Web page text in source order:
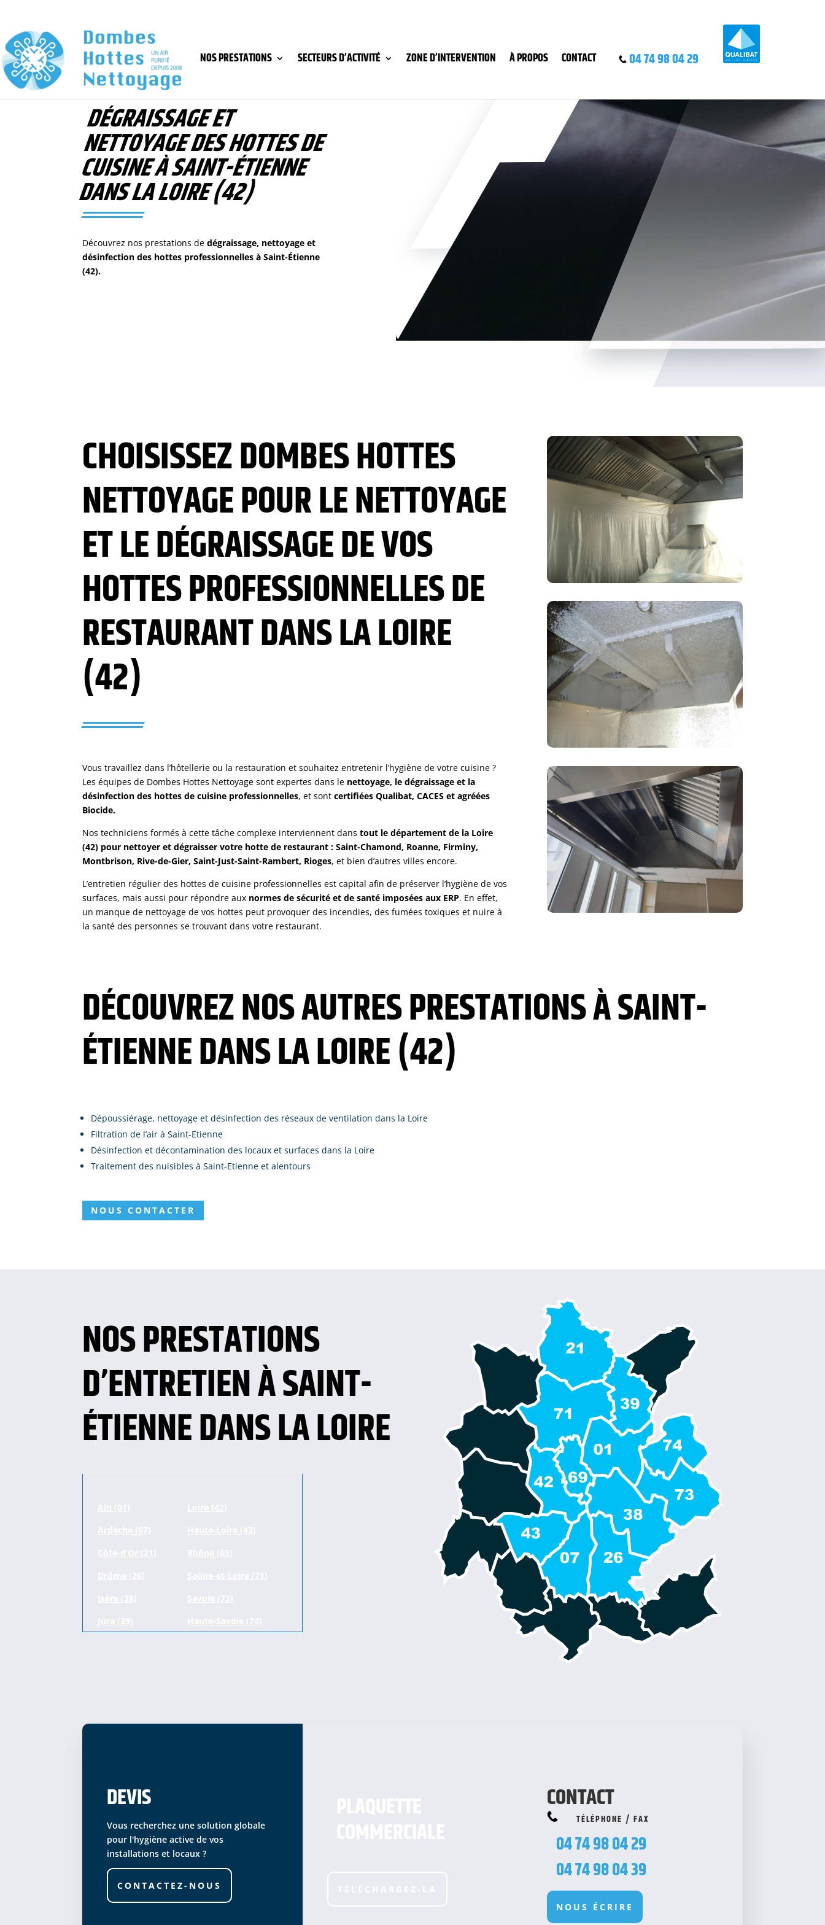
NOS PRESTATIONS SECTEURS D’ACTIVITÉ ZONE D’INTERVENTION À PROPOS CONTACT 04 74 98 04 29
DÉGRAISSAGE ET
NETTOYAGE DES HOTTES DE
CUISINE À SAINT-ÉTIENNE
DANS LA LOIRE (42)
Découvrez nos prestations dedégraissage, nettoyage et
désinfection des hottes professionnellesàSaint-Étienne
(42).
CHOISISSEZ DOMBES HOTTES
NETTOYAGE POUR LE NETTOYAGE
ET LE DÉGRAISSAGE DE VOS
HOTTES PROFESSIONNELLES DE
RESTAURANT DANS LALOIRE
(42)
Vous travaillez dans l’hôtellerie ou la restauration et souhaitez entretenir l’hygiène de votre cuisine ?
Les équipes de Dombes Hottes Nettoyage sont expertes dans le nettoyage, le dégraissage et la
désinfection des hottes de cuisine professionnelles, et sontcertifiées Qualibat, CACES et agréées
Biocide.
Nos techniciens formés à cette tâche complexe interviennent danstout le département de la Loire
(42) pour nettoyer et dégraisser votre hotte de restaurant : Saint-Chamond, Roanne, Firminy,
Montbrison, Rive-de-Gier, Saint-Just-Saint-Rambert, Rioges, et bien d’autres villes encore.
L’entretien régulier des hottes de cuisine professionnelles est capital afin de préserver l’hygiène de vos
surfaces, mais aussi pour répondre aux normes de sécurité et de santé imposées aux ERP. En effet,
un manque de nettoyage de vos hottes peut provoquer des incendies, des fumées toxiques et nuire à
la santé des personnes se trouvant dans votre restaurant.
DÉCOUVREZ NOS AUTRES PRESTATIONS À SAINT-
ÉTIENNE DANS LA LOIRE (42)
Dépoussiérage, nettoyage et désinfection des réseaux de ventilation dans la Loire
Filtration de l’air à Saint-Etienne
Désinfection et décontamination des locaux et surfaces dans la Loire
Traitement des nuisibles à Saint-Etienne et alentours
NOUS CONTACTER
NOS PRESTATIONS
D’ENTRETIEN À SAINT-
ÉTIENNE DANS LA LOIRE
DEVIS
Vous recherchez une solution globale
pour l'hygiène active de vos
installations et locaux ?
CONTACTEZ-NOUS
CONTACT
TÉLÉPHONE / FAX
04 74 98 04 29
04 74 98 04 39
NOUS ÉCRIRE